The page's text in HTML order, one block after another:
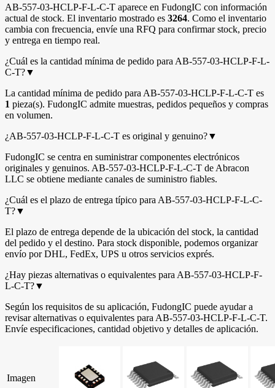
AB-557-03-HCLP-F-L-C-T aparece en FudongIC con información
actual de stock. El inventario mostrado es 3264. Como el inventario
cambia con frecuencia, envíe una RFQ para confirmar stock, precio
y entrega en tiempo real.
¿Cuál es la cantidad mínima de pedido para AB-557-03-HCLP-F-L-
C-T?▼
La cantidad mínima de pedido para AB-557-03-HCLP-F-L-C-T es
1 pieza(s). FudongIC admite muestras, pedidos pequeños y compras
en volumen.
¿AB-557-03-HCLP-F-L-C-T es original y genuino?▼
FudongIC se centra en suministrar componentes electrónicos
originales y genuinos. AB-557-03-HCLP-F-L-C-T de Abracon
LLC se obtiene mediante canales de suministro fiables.
¿Cuál es el plazo de entrega típico para AB-557-03-HCLP-F-L-C-
T?▼
El plazo de entrega depende de la ubicación del stock, la cantidad
del pedido y el destino. Para stock disponible, podemos organizar
envío por DHL, FedEx, UPS u otros servicios exprés.
¿Hay piezas alternativas o equivalentes para AB-557-03-HCLP-F-
L-C-T?▼
Según los requisitos de su aplicación, FudongIC puede ayudar a
revisar alternativas o equivalentes para AB-557-03-HCLP-F-L-C-T.
Envíe especificaciones, cantidad objetivo y detalles de aplicación.
Imagen